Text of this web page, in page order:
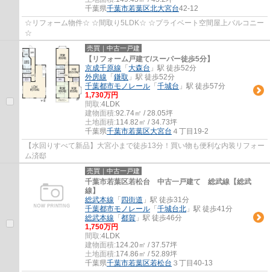
千葉県千葉市若葉区北大宮台42-12
☆リフォーム物件☆ ☆間取り5LDK☆ ☆プライベート空間屋上バルコニー
☆
売買｜中古一戸建
【リフォーム戸建て/スーパー徒歩5分】
京成千原線 「 大森台 」駅 徒歩52分
外房線 「 鎌取 」駅 徒歩52分
千葉都市モノレール 「 千城台 」駅 徒歩57分
1,730万円
間取:4LDK
建物面積:92.74㎡ / 28.05坪
土地面積:114.82㎡ / 34.73坪
千葉県千葉市若葉区大宮台 ４丁目19-2
【水回りすべて新品】大宮小まで徒歩13分！買い物も便利な内装リフォー
ム済邸
売買｜中古一戸建
千葉市若葉区若松台 中古一戸建て 総武線【総武
線】
総武本線 「 四街道 」駅 徒歩31分
千葉都市モノレール 「 千城台北 」駅 徒歩41分
総武本線 「 都賀 」駅 徒歩46分
1,750万円
間取:4LDK
建物面積:124.20㎡ / 37.57坪
土地面積:174.86㎡ / 52.89坪
千葉県千葉市若葉区若松台 ３丁目40-13